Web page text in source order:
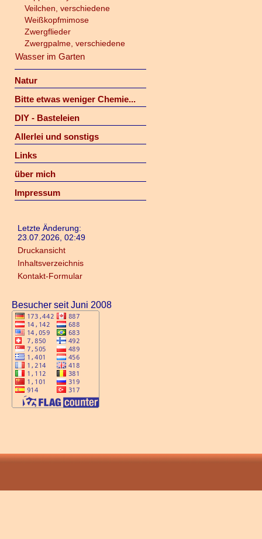
Veilchen, verschiedene
Weißkopfmimose
Zwergflieder
Zwergpalme, verschiedene
Wasser im Garten
Natur
Bitte etwas weniger Chemie...
DIY - Basteleien
Allerlei und sonstigs
Links
über mich
Impressum
Letzte Änderung:
23.07.2026, 02:49
Druckansicht
Inhaltsverzeichnis
Kontakt-Formular
Besucher seit Juni 2008